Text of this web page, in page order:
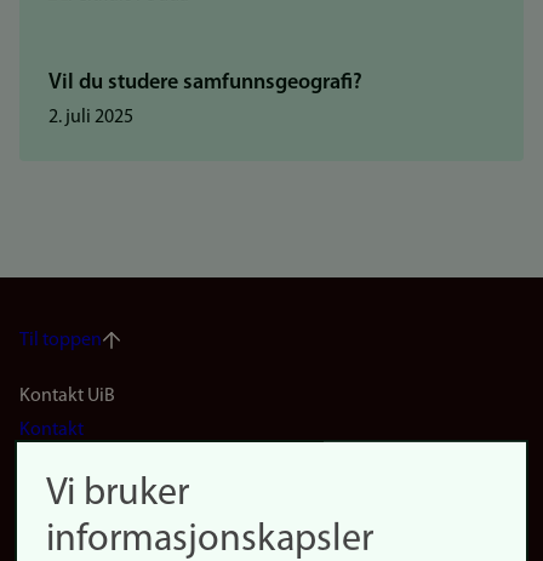
Vil du studere samfunnsgeografi?
2. juli 2025
Til toppen
Footer
navigation
(no)
Kontakt UiB
Kontakt
Finn forsker
Presse
Vi bruker
informasjonskapsler